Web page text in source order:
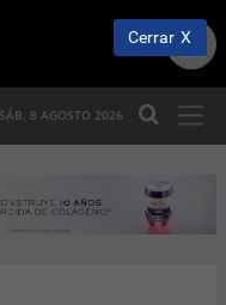
SÁB. 8 AGOSTO 2026
Cerrar